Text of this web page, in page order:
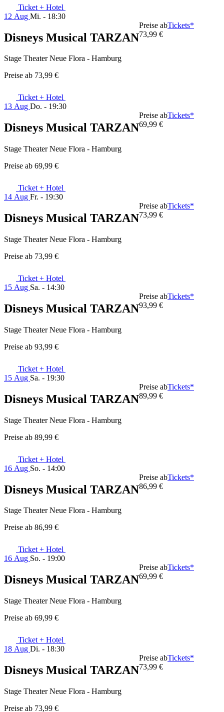
Ticket + Hotel
12 Aug Mi. - 18:30
Disneys Musical TARZAN
Stage Theater Neue Flora - Hamburg
Preise ab 73,99 €
Preise ab
73,99 €
Tickets*
Ticket + Hotel
13 Aug Do. - 19:30
Disneys Musical TARZAN
Stage Theater Neue Flora - Hamburg
Preise ab 69,99 €
Preise ab
69,99 €
Tickets*
Ticket + Hotel
14 Aug Fr. - 19:30
Disneys Musical TARZAN
Stage Theater Neue Flora - Hamburg
Preise ab 73,99 €
Preise ab
73,99 €
Tickets*
Ticket + Hotel
15 Aug Sa. - 14:30
Disneys Musical TARZAN
Stage Theater Neue Flora - Hamburg
Preise ab 93,99 €
Preise ab
93,99 €
Tickets*
Ticket + Hotel
15 Aug Sa. - 19:30
Disneys Musical TARZAN
Stage Theater Neue Flora - Hamburg
Preise ab 89,99 €
Preise ab
89,99 €
Tickets*
Ticket + Hotel
16 Aug So. - 14:00
Disneys Musical TARZAN
Stage Theater Neue Flora - Hamburg
Preise ab 86,99 €
Preise ab
86,99 €
Tickets*
Ticket + Hotel
16 Aug So. - 19:00
Disneys Musical TARZAN
Stage Theater Neue Flora - Hamburg
Preise ab 69,99 €
Preise ab
69,99 €
Tickets*
Ticket + Hotel
18 Aug Di. - 18:30
Disneys Musical TARZAN
Stage Theater Neue Flora - Hamburg
Preise ab 73,99 €
Preise ab
73,99 €
Tickets*